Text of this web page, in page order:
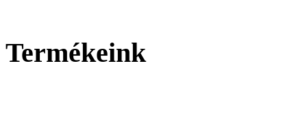
Termékeink